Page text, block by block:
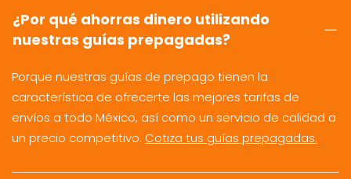
¿Por qué ahorras dinero utilizando
nuestras guías prepagadas?
Porque nuestras guías de prepago tienen la
característica de ofrecerte las mejores tarifas de
envíos a todo México, así como un servicio de calidad a
un precio competitivo. Cotiza tus guías prepagadas.